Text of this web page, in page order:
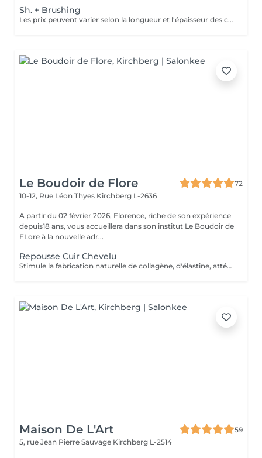
Sh. + Brushing
Les prix peuvent varier selon la longueur et l'épaisseur des cheveux.
Le Boudoir de Flore
72
10-12, Rue Léon Thyes Kirchberg L-2636
A partir du 02 février 2026, Florence, riche de son expérience
depuis18 ans, vous accueillera dans son institut Le Boudoir de
FLore à la nouvelle adr...
Repousse Cuir Chevelu
Stimule la fabrication naturelle de collagène, d'élastine, atténue ainsi les cicatrices, rides, traite les problèmes d'acné et stimule la repousse des cheveux
Maison De L'Art
59
5, rue Jean Pierre Sauvage Kirchberg L-2514